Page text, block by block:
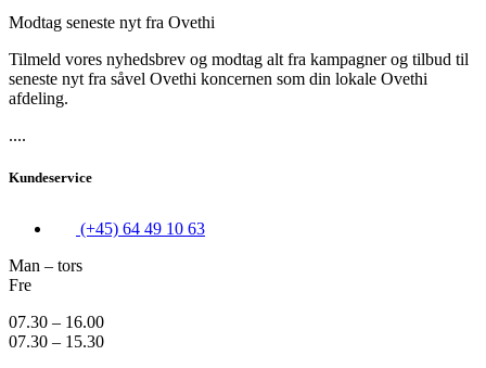
Modtag seneste nyt fra Ovethi
Tilmeld vores nyhedsbrev og modtag alt fra kampagner og tilbud til
seneste nyt fra såvel Ovethi koncernen som din lokale Ovethi
afdeling.
....
Kundeservice
(+45) 64 49 10 63
Man – tors
Fre
07.30 – 16.00
07.30 – 15.30